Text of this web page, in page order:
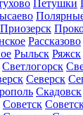
Петушки
Приозерск
Рассказово
Рыльск Ряжск
Светлогорск
Северск
Скадовск
Советск